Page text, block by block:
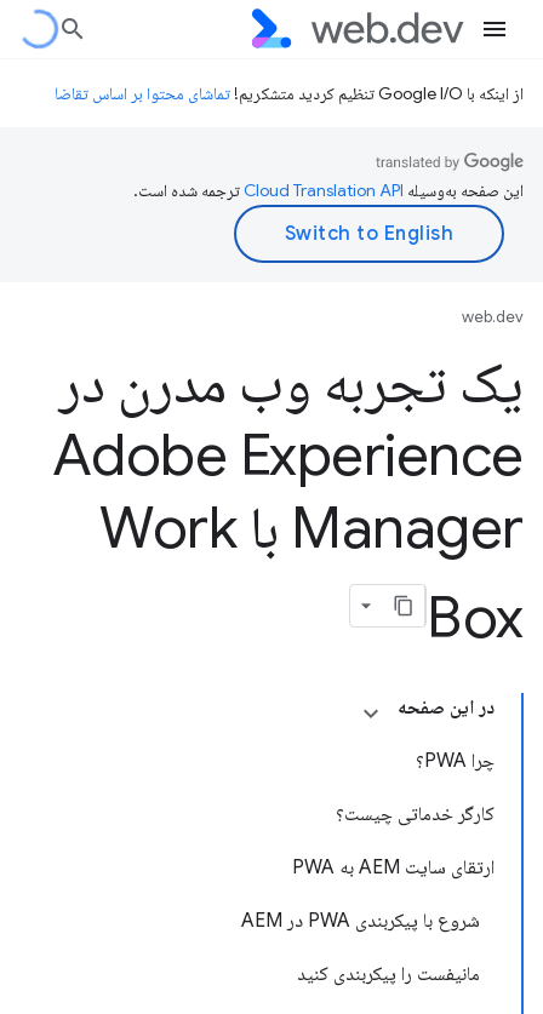
از اینکه با Google I/O تنظیم کردید متشکریم! تماشای محتوا بر اساس تقاضا
این صفحه به‌وسیله ترجمه شده است.
web.dev
یک تجربه وب مدرن در
Adobe Experience
Manager با Work
Box
در این صفحه
چرا PWA؟
کارگر خدماتی چیست؟
ارتقای سایت AEM به PWA
شروع با پیکربندی PWA در AEM
مانیفست را پیکربندی کنید